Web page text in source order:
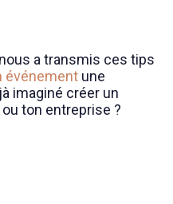
a transmis ces tips
événement une
imaginé créer un
ton entreprise ?